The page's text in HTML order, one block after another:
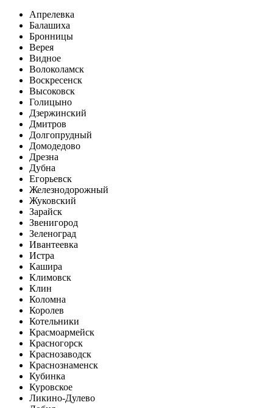
Апрелевка
Балашиха
Бронницы
Верея
Видное
Волоколамск
Воскресенск
Высоковск
Голицыно
Дзержинский
Дмитров
Долгопрудный
Домодедово
Дрезна
Дубна
Егорьевск
Железнодорожный
Жуковский
Зарайск
Звенигород
Зеленоград
Ивантеевка
Истра
Кашира
Климовск
Клин
Коломна
Королев
Котельники
Красмоармейск
Красногорск
Краснозаводск
Краснознаменск
Кубинка
Куровское
Ликино-Дулево